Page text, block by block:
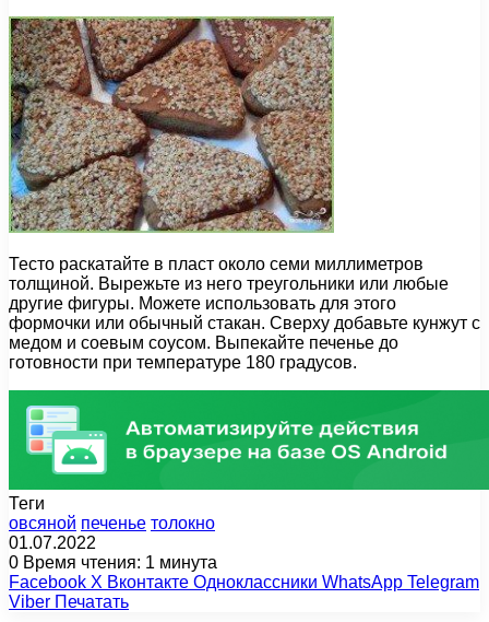
Тесто раскатайте в пласт около семи миллиметров
толщиной. Вырежьте из него треугольники или любые
другие фигуры. Можете использовать для этого
формочки или обычный стакан. Сверху добавьте кунжут с
медом и соевым соусом. Выпекайте печенье до
готовности при температуре 180 градусов.
Теги
овсяной печенье толокно
01.07.2022
0 Время чтения: 1 минута
Facebook X Вконтакте Одноклассники WhatsApp Telegram
Viber Печатать